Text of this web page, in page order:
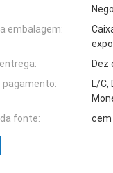
embalagem:
Dez
pagamento:
L/C,
fonte:
cem